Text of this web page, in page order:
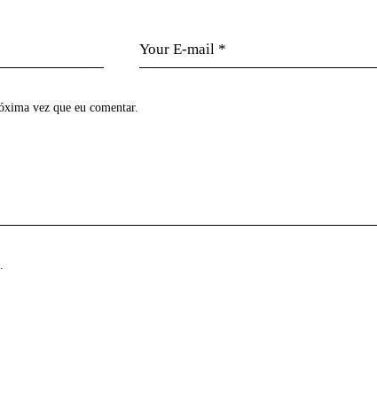
vez que eu comentar.